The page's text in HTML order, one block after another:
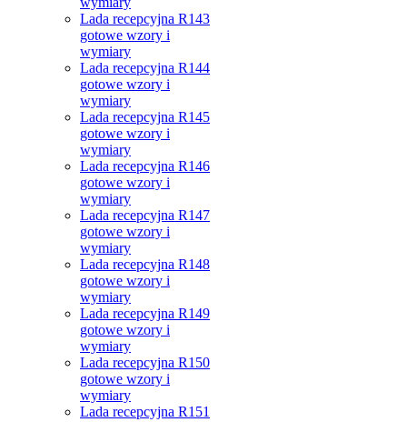
Lada recepcyjna R143
gotowe wzory i
wymiary
Lada recepcyjna R144
gotowe wzory i
wymiary
Lada recepcyjna R145
gotowe wzory i
wymiary
Lada recepcyjna R146
gotowe wzory i
wymiary
Lada recepcyjna R147
gotowe wzory i
wymiary
Lada recepcyjna R148
gotowe wzory i
wymiary
Lada recepcyjna R149
gotowe wzory i
wymiary
Lada recepcyjna R150
gotowe wzory i
wymiary
Lada recepcyjna R151